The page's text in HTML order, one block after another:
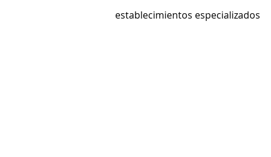
establecimientos especializados